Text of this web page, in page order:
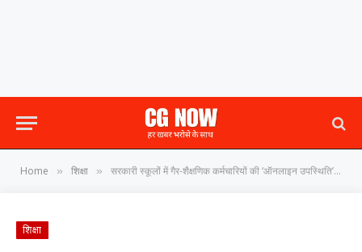
Home » शिक्षा » सरकारी स्कूलों में गैर-शैक्षणिक कर्मचारियों की ‘ऑनलाइन उपस्थिति’ पर सख्ती, VSK App का उपयोग अनिवार्य
शिक्षा